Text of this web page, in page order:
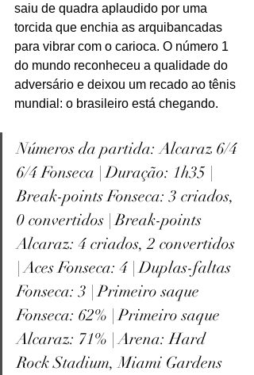
saiu de quadra aplaudido por uma
torcida que enchia as arquibancadas
para vibrar com o carioca. O número 1
do mundo reconheceu a qualidade do
adversário e deixou um recado ao tênis
mundial: o brasileiro está chegando.
Números da partida: Alcaraz 6/4
6/4 Fonseca | Duração: 1h35 |
Break-points Fonseca: 3 criados,
0 convertidos | Break-points
Alcaraz: 4 criados, 2 convertidos
| Aces Fonseca: 4 | Duplas-faltas
Fonseca: 3 | Primeiro saque
Fonseca: 62% | Primeiro saque
Alcaraz: 71% | Arena: Hard
Rock Stadium, Miami Gardens